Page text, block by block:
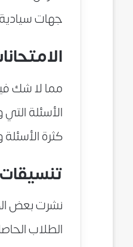
جهات
مما لا شك
الأسئلة
كثرة
تنسيقات
نشرت بعض
الطلاب